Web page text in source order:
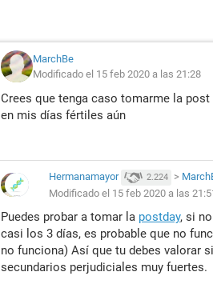
MarchBe
Modificado el 15 feb 2020 a las 21:28
Crees que tenga caso tomarme la
en mis días fértiles aún
Hermanamayor 2.224 >
Modificado el 15 feb 2020 a las
Puedes probar a tomar la postday, si
casi los 3 días, es probable que no
no funciona) Así que tu debes valorar
secundarios perjudiciales muy fuertes.